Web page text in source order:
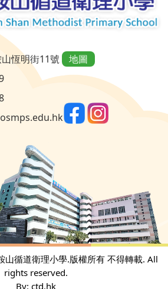
恆明街11號
地圖
山循道衛理小學.版權所有 不得轉載. All
rights reserved.
By: ctd.hk